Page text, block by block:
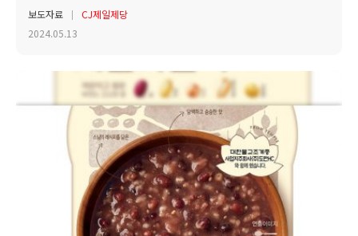
보도자료
CJ제일제당
2024.05.13